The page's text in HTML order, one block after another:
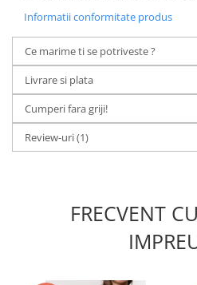
Informatii conformitate produs
Ce marime ti se potriveste ?
Livrare si plata
Cumperi fara griji!
Review-uri(1)
FRECVENT